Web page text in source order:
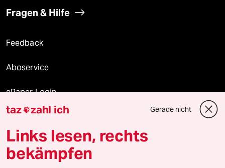
Fragen & Hilfe
Feedback
Aboservice
ePaper Login
Downloads für Abonnierende
© 2026 taz Verlags und Vertriebs GmbH
taz zahl ich Gerade nicht
Links lesen, rechts
bekämpfen